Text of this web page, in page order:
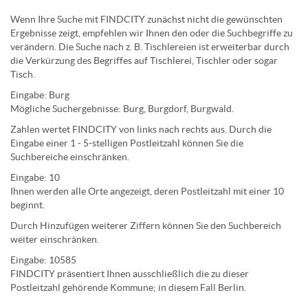
Wenn Ihre Suche mit FINDCITY zunächst nicht die gewünschten
Ergebnisse zeigt, empfehlen wir Ihnen den oder die Suchbegriffe zu
verändern. Die Suche nach z. B. Tischlereien ist erweiterbar durch
die Verkürzung des Begriffes aufTischlerei Tischleroder sogar
Tisch
Eingabe: Burg
Mögliche Suchergebnisse: Burg Burgdorf, Burgwald.
Zahlen wertet FINDCITY von links nach rechts aus. Durch die
Eingabe einer 1 - 5-stelligen Postleitzahl können Sie die
Suchbereiche einschränken.
Eingabe: 10
Ihnen werden alle Orteangezeigt, deren Postleitzahl mit einer 10
beginnt.
Durch Hinzufügen weiterer Ziffern können Sie den Suchbereich
weiter einschränken.
Eingabe: 10585
FINDCITY präsentiert Ihnen ausschließlich die zu dieser
Postleitzahl gehörende Kommune; in diesem Fall Berlin.